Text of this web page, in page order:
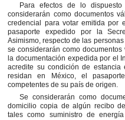
Para efectos de lo
considerarán como documentos
credencial para votar emitida por
pasaporte expedido por la
Asimismo, respecto de las
se considerarán como
la documentación expedida por el
acredite su condición de
residan en México, el
competentes de su país de origen.
Se considerarán como
domicilio copia de algún recibo
tales como suministro de